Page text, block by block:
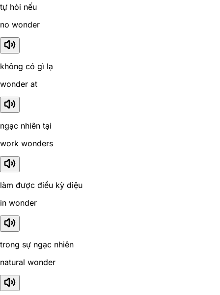
tự hỏi nếu
no wonder
không có gì lạ
wonder at
ngạc nhiên tại
work wonders
làm được điều kỳ diệu
in wonder
trong sự ngạc nhiên
natural wonder